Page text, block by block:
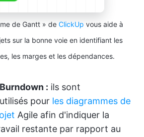
de Gantt » de ClickUp vous aide à
sur la bonne voie en identifiant les
les marges et les dépendances.
: ils sont
pour les diagrammes de
Agile afin d'indiquer la
restante par rapport au